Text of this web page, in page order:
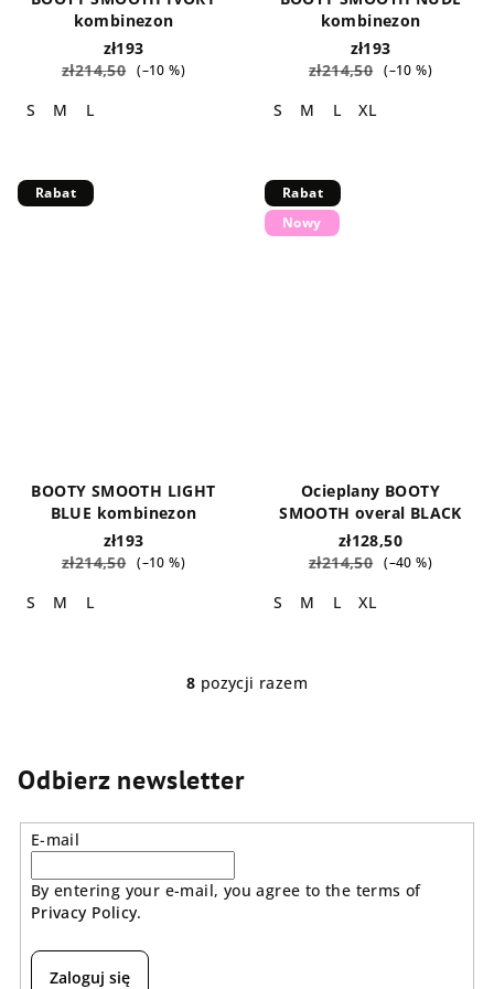
kombinezon
zł193
zł214,50 (–10 %)
S M L
kombinezon
zł193
zł214,50 (–10 %)
S M L XL
Rabat
BOOTY SMOOTH LIGHT
BLUE kombinezon
zł193
zł214,50 (–10 %)
S M L
Rabat
Nowy
Ocieplany BOOTY
SMOOTH overal BLACK
zł128,50
zł214,50 (–40 %)
S M L XL
K
o
i
8 pozycji razem
Odbierz newsletter
E-mail
By entering your e-mail, you agree to the terms of
Privacy Policy.
Zaloguj się